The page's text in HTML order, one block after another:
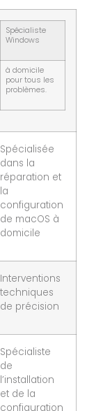
Spécialiste
Windows
à domicile
pour tous les
problèmes.
Spécialisée
dans la
réparation et
la
configuration
de macOS à
domicile
Interventions
techniques
de précision
Spécialiste
de
l’installation
et de la
configuration